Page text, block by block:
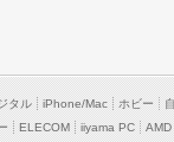
タル iPhone/Mac ホビー
ELECOM iiyama PC AMD